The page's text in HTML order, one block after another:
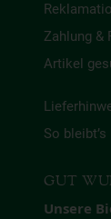
Zahlung &
Artikel
So
GUT
Unsere